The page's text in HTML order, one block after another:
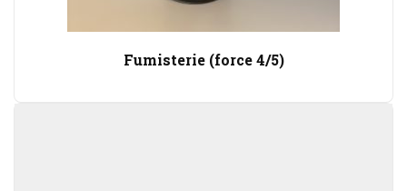
Fumisterie (force 4/5)